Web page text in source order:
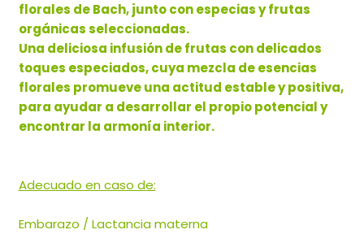
florales de Bach, junto con especias y frutas
orgánicas seleccionadas.
Una deliciosa infusión de frutas con delicados
toques especiados, cuya mezcla de esencias
florales promueve una actitud estable y positiva,
para ayudar a desarrollar el propio potencial y
encontrar la armonía interior.
Adecuado en caso de:
Embarazo / Lactancia materna